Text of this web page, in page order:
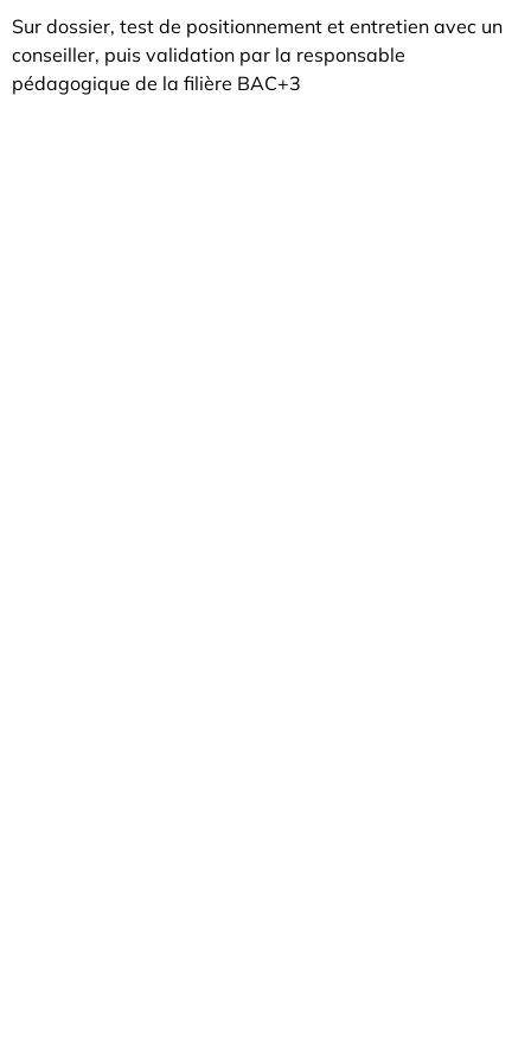
Sur dossier, test de positionnement et entretien avec un
conseiller, puis validation par la responsable
pédagogique de la filière BAC+3